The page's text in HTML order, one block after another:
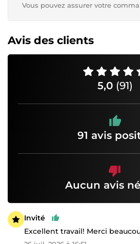
Vous pouvez assurer votre
Avis des clients
5,0 (91)
91 avis
Aucun avis
Invité
Excellent travail! Merci